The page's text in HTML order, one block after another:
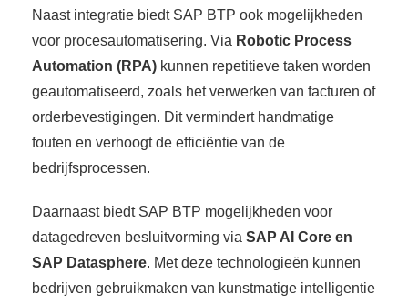
Naast integratie biedt SAP BTP ook mogelijkheden
voor procesautomatisering. Via Robotic Process
Automation (RPA) kunnen repetitieve taken worden
geautomatiseerd, zoals het verwerken van facturen of
orderbevestigingen. Dit vermindert handmatige
fouten en verhoogt de efficiëntie van de
bedrijfsprocessen.
Daarnaast biedt SAP BTP mogelijkheden voor
datagedreven besluitvorming via SAP AI Core en
SAP Datasphere. Met deze technologieën kunnen
bedrijven gebruikmaken van kunstmatige intelligentie